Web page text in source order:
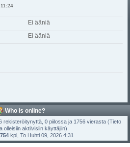
Ei ääniä
Ei ääniä
Who is online?
rekisteröitynyttä, 0 piilossa ja 1756 vierasta (Tieto
olleisiin aktiivisiin käyttäjiin)
kpl, To Huhti 09, 2026 4:31